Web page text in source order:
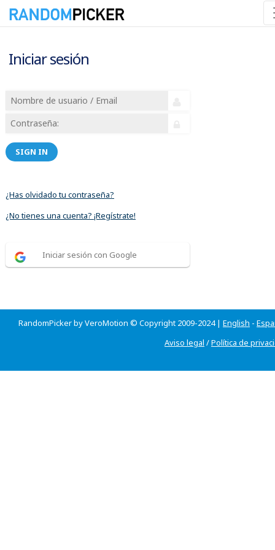
Iniciar sesión
SIGN IN
¿Has olvidado tu contraseña?
¿No tienes una cuenta? ¡Regístrate!
Iniciar sesión con Google
RandomPicker by VeroMotion © Copyright 2009-2024 | English -
Aviso legal /Política de